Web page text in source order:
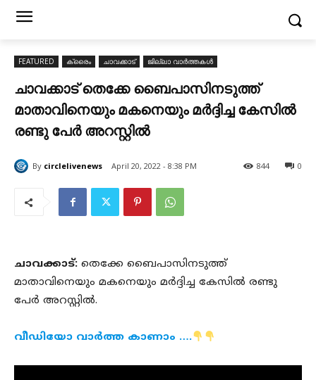
FEATURED ക്രൈം ചാവക്കാട് ജില്ലാ വാർത്തകൾ
ചാവക്കാട് തെക്കേ ബൈപാസിനടുത്ത്
മാതാവിനെയും മകനെയും മർദ്ദിച്ച കേസിൽ
രണ്ടു പേർ അറസ്റ്റിൽ
By circlelivenews April 20, 2022 - 8:38 PM 0
844
ചാവക്കാട്: തെക്കേ ബൈപാസിനടുത്ത്
മാതാവിനെയും മകനെയും മർദ്ദിച്ച കേസിൽ രണ്ടു
പേർ അറസ്റ്റിൽ.
വീഡിയോ വാർത്ത കാണാം ….